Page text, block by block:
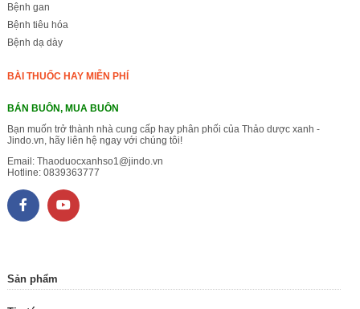
Bệnh gan
Bệnh tiêu hóa
Bệnh dạ dày
BÀI THUỐC HAY MIỄN PHÍ
BÁN BUÔN, MUA BUÔN
Bạn muốn trở thành nhà cung cấp hay phân phối của Thảo dược xanh -
Jindo.vn, hãy liên hệ ngay với chúng tôi!
Email: Thaoduocxanhso1@jindo.vn
Hotline: 0839363777
Sản phẩm